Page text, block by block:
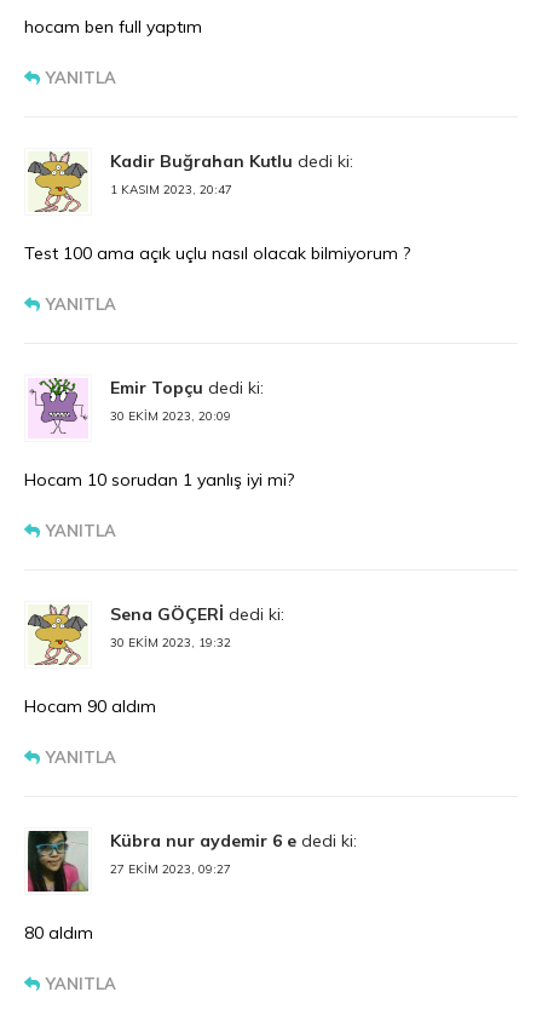
hocam ben full yaptım
YANITLA
Kadir Buğrahan Kutlu dedi ki:
1 KASIM 2023, 20:47
Test 100 ama açık uçlu nasıl olacak bilmiyorum ?
YANITLA
Emir Topçu dedi ki:
30 EKIM 2023, 20:09
Hocam 10 sorudan 1 yanlış iyi mi?
YANITLA
Sena GÖÇERİ dedi ki:
30 EKIM 2023, 19:32
Hocam 90 aldım
YANITLA
Kübra nur aydemir 6 e dedi ki:
27 EKIM 2023, 09:27
80 aldım
YANITLA